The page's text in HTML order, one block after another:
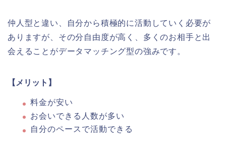
仲人型と違い、自分から積極的に活動していく必要が
ありますが、その分自由度が高く、多くのお相手と出
会えることがデータマッチング型の強みです。
【メリット】
料金が安い
お会いできる人数が多い
自分のペースで活動できる